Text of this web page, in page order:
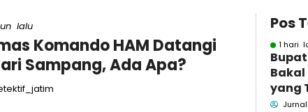
lalu
Komando HAM Datangi
Sampang, Ada Apa?
Pos
1 hari
Bakal
yang